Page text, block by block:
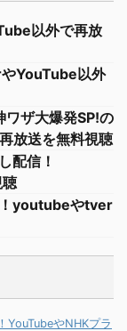
以外で再放
YouTube以外
ワザ大爆発SP!の
放送を無料視聴
配信！
youtubeやtver
YouTubeやNHKプラ